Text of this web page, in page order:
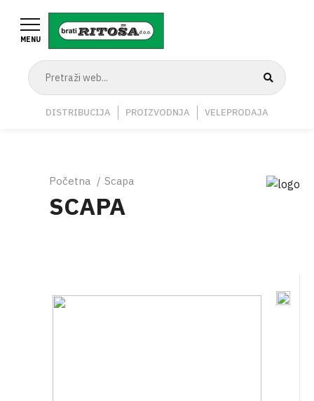
glavni
Navigation
DISTRIBUCIJA PROIZVODNJA VELEPRODAJA
MENU
Breadcrumb
Početna Scapa
SCAPA